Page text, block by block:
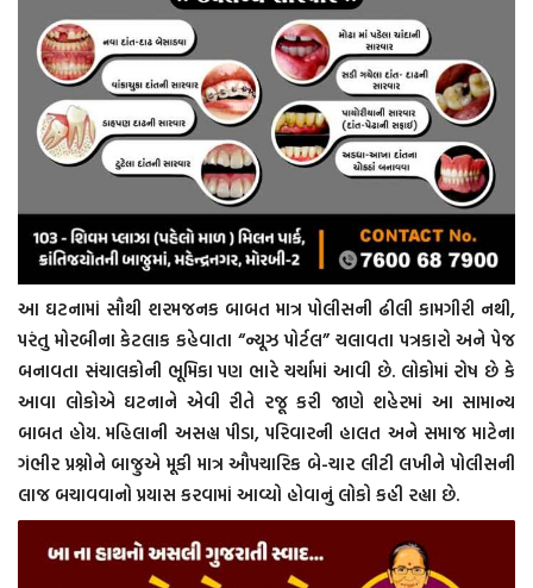
આ ઘટનામાં સૌથી શરમજનક બાબત માત્ર પોલીસની ઢીલી કામગીરી નથી,
પરંતુ મોરબીના કેટલાક કહેવાતા “ન્યૂઝ પોર્ટલ” ચલાવતા પત્રકારો અને પેજ
બનાવતા સંચાલકોની ભૂમિકા પણ ભારે ચર્ચામાં આવી છે. લોકોમાં રોષ છે કે
આવા લોકોએ ઘટનાને એવી રીતે રજૂ કરી જાણે શહેરમાં આ સામાન્ય
બાબત હોય. મહિલાની અસહ્ય પીડા, પરિવારની હાલત અને સમાજ માટેના
ગંભીર પ્રશ્નોને બાજુએ મૂકી માત્ર ઔપચારિક બે-ચાર લીટી લખીને પોલીસની
લાજ બચાવવાનો પ્રયાસ કરવામાં આવ્યો હોવાનું લોકો કહી રહ્યા છે.